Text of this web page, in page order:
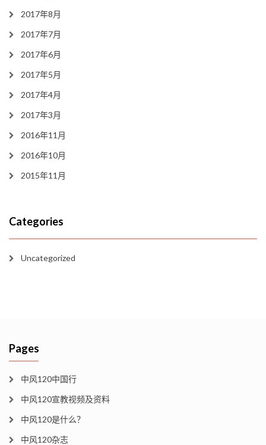
2017年8月
2017年7月
2017年6月
2017年5月
2017年4月
2017年3月
2016年11月
2016年10月
2015年11月
Categories
Uncategorized
Pages
中风120中国行
中风120宣教视频及资料
中风120是什么？
中风120杂志